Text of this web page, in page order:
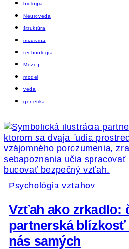
biologia
Neuroveda
štruktúra
medicina
technologia
Mozog
model
veda
genetika
Psychológia vzťahov
Vzťah ako zrkadlo:
partnerská
nás samých